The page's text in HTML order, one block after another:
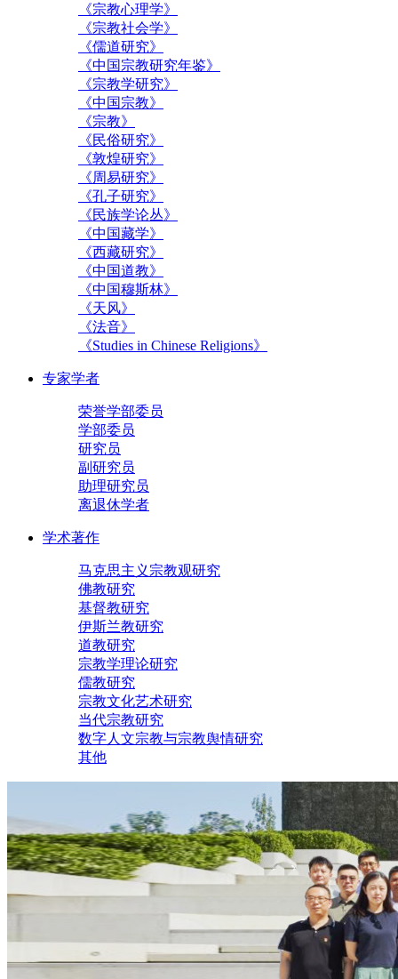
《宗教心理学》
《宗教社会学》
《儒道研究》
《中国宗教研究年鉴》
《宗教学研究》
《中国宗教》
《宗教》
《民俗研究》
《敦煌研究》
《周易研究》
《孔子研究》
《民族学论丛》
《中国藏学》
《西藏研究》
《中国道教》
《中国穆斯林》
《天风》
《法音》
《Studies in Chinese Religions》
专家学者
荣誉学部委员
学部委员
研究员
副研究员
助理研究员
离退休学者
学术著作
马克思主义宗教观研究
佛教研究
基督教研究
伊斯兰教研究
道教研究
宗教学理论研究
儒教研究
宗教文化艺术研究
当代宗教研究
数字人文宗教与宗教舆情研究
其他